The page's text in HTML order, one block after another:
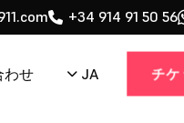
+34 914 91 50 56
わせ JA チ